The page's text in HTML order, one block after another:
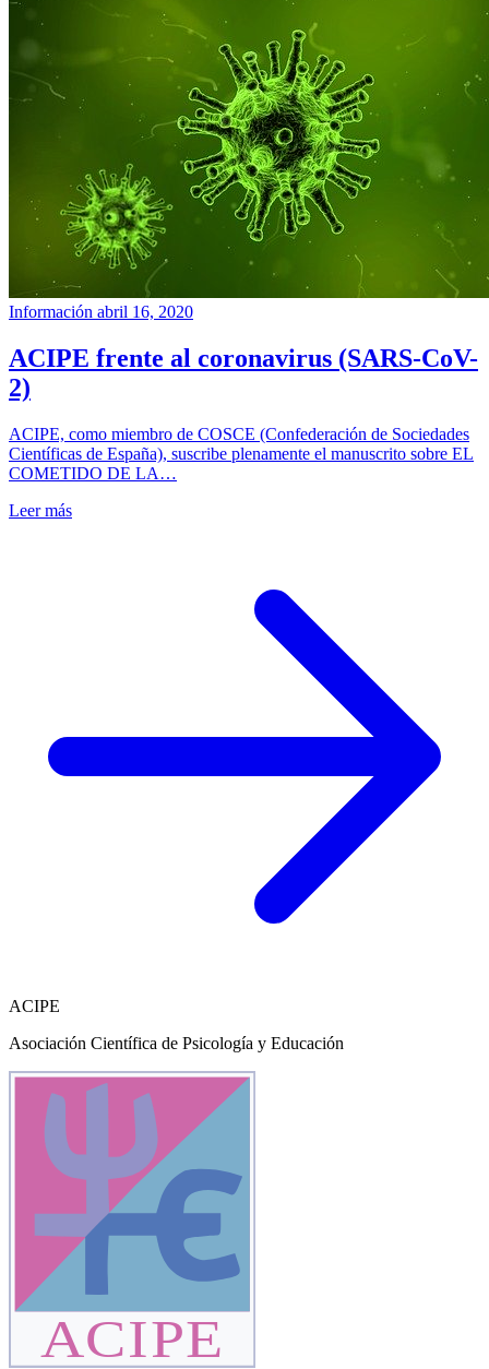
Información abril 16, 2020
ACIPE frente al coronavirus (SARS-CoV-
2)
ACIPE, como miembro de COSCE (Confederación de Sociedades
Científicas de España), suscribe plenamente el manuscrito sobre EL
COMETIDO DE LA…
Leer más
ACIPE
Asociación Científica de Psicología y Educación
ACIPE